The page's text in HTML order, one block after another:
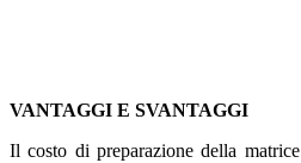
VANTAGGI E SVANTAGGI
Il costo di preparazione della